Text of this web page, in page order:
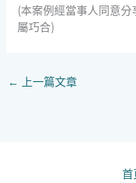
(本案例經當事人同意
屬巧合)
← 上一篇文章
首